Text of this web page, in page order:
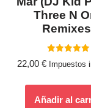
Three N
con
22,00 € Impuestos
Añadir al